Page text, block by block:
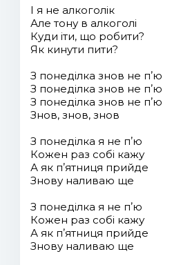
І я не алкоголік
Але тону в алкоголі
Куди іти, що робити?
Як кинути пити?
З понеділка знов не пʼю
З понеділка знов не пʼю
З понеділка знов не пʼю
Знов, знов, знов
З понеділка я не пʼю
Кожен раз собі кажу
А як пʼятниця прийде
Знову наливаю ще
З понеділка я не пʼю
Кожен раз собі кажу
А як пʼятниця прийде
Знову наливаю ще